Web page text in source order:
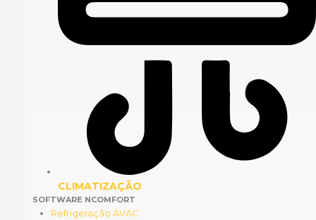
CLIMATIZAÇÃO
SOFTWARE NCOMFORT
Refrigeração AVAC